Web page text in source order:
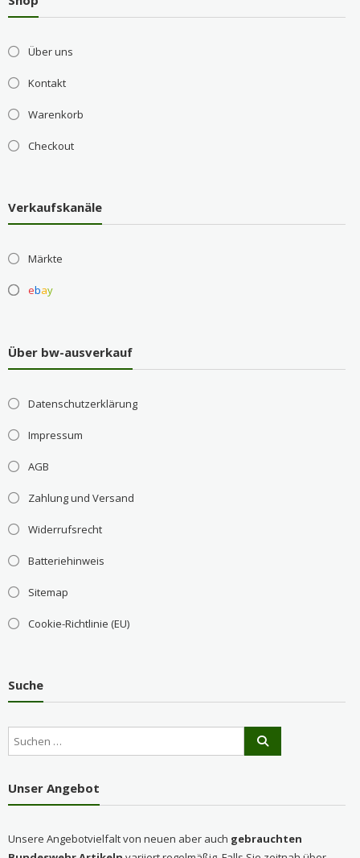
Über uns
Kontakt
Warenkorb
Checkout
Verkaufskanäle
Märkte
ebay
Über bw-ausverkauf
Datenschutzerklärung
Impressum
AGB
Zahlung und Versand
Widerrufsrecht
Batteriehinweis
Sitemap
Cookie-Richtlinie (EU)
Suche
Unser Angebot
Unsere Angebotvielfalt von neuen aber auch gebrauchten